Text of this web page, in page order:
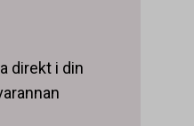
direkt i din